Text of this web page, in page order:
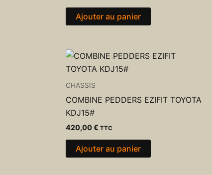
Ajouter au panier
CHASSIS
COMBINE PEDDERS EZIFIT TOYOTA
KDJ15#
420,00€ TTC
Ajouter au panier